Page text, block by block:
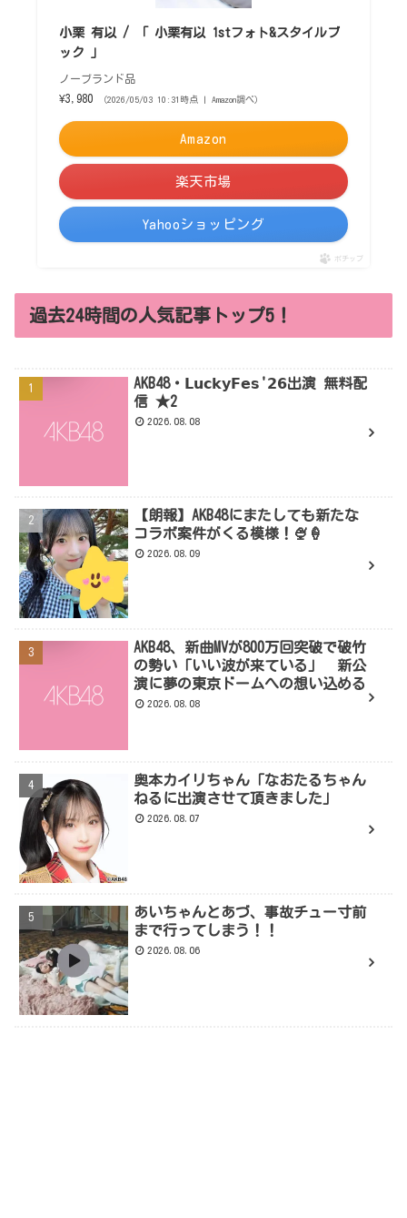
小栗 有以 / 「 小栗有以 1stフォト&スタイルブ
ック 」
ノーブランド品
¥3,980
（2026/05/03 10:31時点 | Amazon調べ）
Amazon
楽天市場
Yahooショッピング
ポチップ
過去24時間の人気記事トップ5！
AKB48・𝗟𝘂𝗰𝗸𝘆𝗙𝗲𝘀'𝟮𝟲出演 無料配
信 ★2
2026.08.08
【朗報】AKB48にまたしても新たな
コラボ案件がくる模様！🍨🍦
2026.08.09
AKB48、新曲MVが800万回突破で破竹
の勢い「いい波が来ている」 新公
演に夢の東京ドームへの想い込める
2026.08.08
奥本カイリちゃん「なおたるちゃん
ねるに出演させて頂きました」
2026.08.07
あいちゃんとあづ、事故チュー寸前
まで行ってしまう！！
2026.08.06